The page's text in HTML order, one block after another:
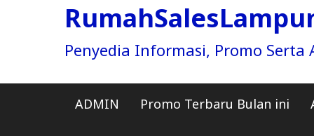
Penyedia Informasi, Promo Serta
ADMIN Promo Terbaru Bulan ini